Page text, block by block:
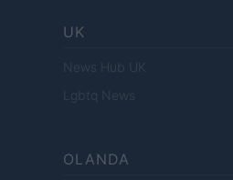
UK
News Hub UK
Lgbtq News
OLANDA